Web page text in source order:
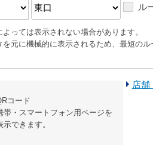
ル
よっては表示されない場合があります。
を元に機械的に表示されるため、最短の
コード
帯・スマートフォン用ページを
示できます。
店舗